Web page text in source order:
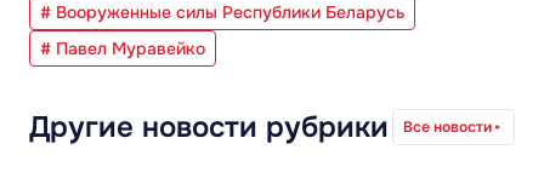
# Вооруженные силы Республики Беларусь
# Павел Муравейко
Другие новости рубрики Все новости